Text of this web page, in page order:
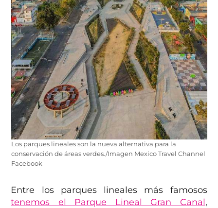
Los parques lineales son la nueva alternativa para la
conservación de áreas verdes./Imagen Mexico Travel Channel
Facebook
Entre los parques lineales más famosos
tenemos el Parque Lineal Gran Canal,